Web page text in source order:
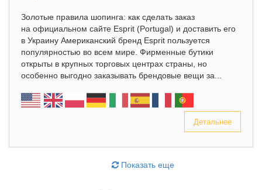
Золотые правила шопинга: как сделать заказ
на официальном сайте Esprit (Portugal) и доставить его
в Украину Американский бренд Esprit пользуется
популярностью во всем мире. Фирменные бутики
открыты в крупных торговых центрах страны, но
особенно выгодно заказывать брендовые вещи за...
Детальнее
Показать еще